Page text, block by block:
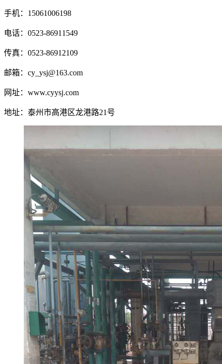
手机：15061006198
电话：0523-86911549
传真：0523-86912109
邮箱：cy_ysj@163.com
网址：www.cyysj.com
地址：泰州市高港区龙港路21号